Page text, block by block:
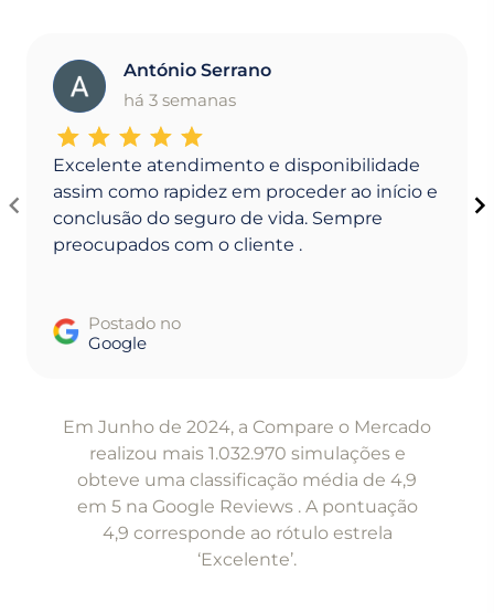
A
António Serrano
há 3 semanas
Excelente atendimento e disponibilidade
assim como rapidez em proceder ao início e
conclusão do seguro de vida. Sempre
preocupados com o cliente .
Postado no
Google
Em Junho de 2024, a Compare o Mercado
realizou mais 1.032.970 simulações e
obteve uma classificação média de 4,9
em 5 na Google Reviews . A pontuação
4,9 corresponde ao rótulo estrela
‘Excelente’.